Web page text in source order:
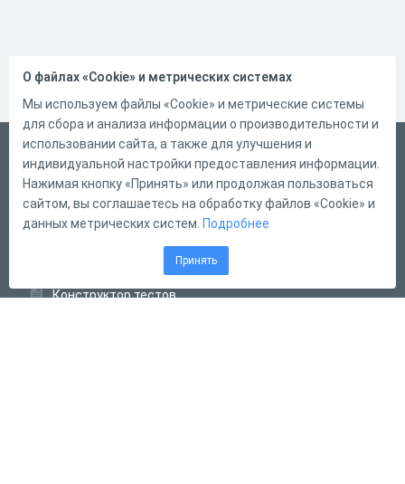
Русский
Справка
Форма обратной связи
Конструктор тестов
О файлах «Cookie» и метрических системах
Мы используем файлы «Cookie» и метрические системы
для сбора и анализа информации о производительности и
использовании сайта, а также для улучшения и
индивидуальной настройки предоставления информации.
Нажимая кнопку «Принять» или продолжая пользоваться
сайтом, вы соглашаетесь на обработку файлов «Cookie» и
данных метрических систем. Подробнее
Принять